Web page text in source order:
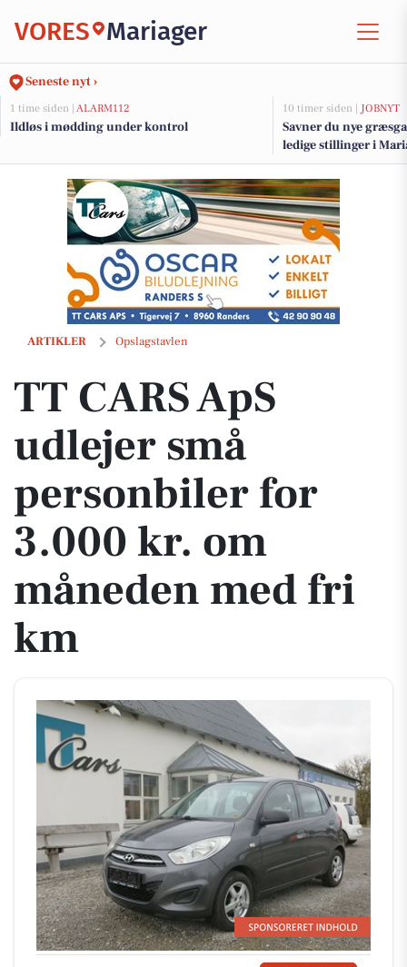
VORES Mariager
Seneste nyt ›
1 time siden | ALARM112
Ildløs i mødding under kontrol
10 timer siden | JOBNYT
Savner du nye
ledige stillinger i
ARTIKLER Opslagstavlen
TT CARS ApS udlejer små personbiler for 3.000 kr. om måneden
TT CARS ApS
udlejer små
personbiler for
3.000 kr. om
måneden med fri
km